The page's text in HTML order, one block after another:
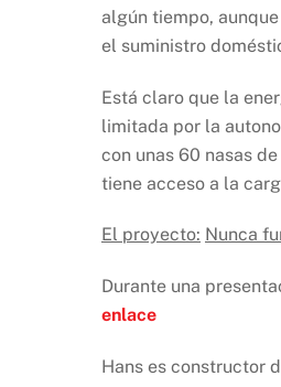
algún tiempo,
el suministro
Está claro que la
limitada por la
con unas 60 nasas
tiene acceso a la
El proyecto: Nunca
Durante una
enlace
Hans es constructor